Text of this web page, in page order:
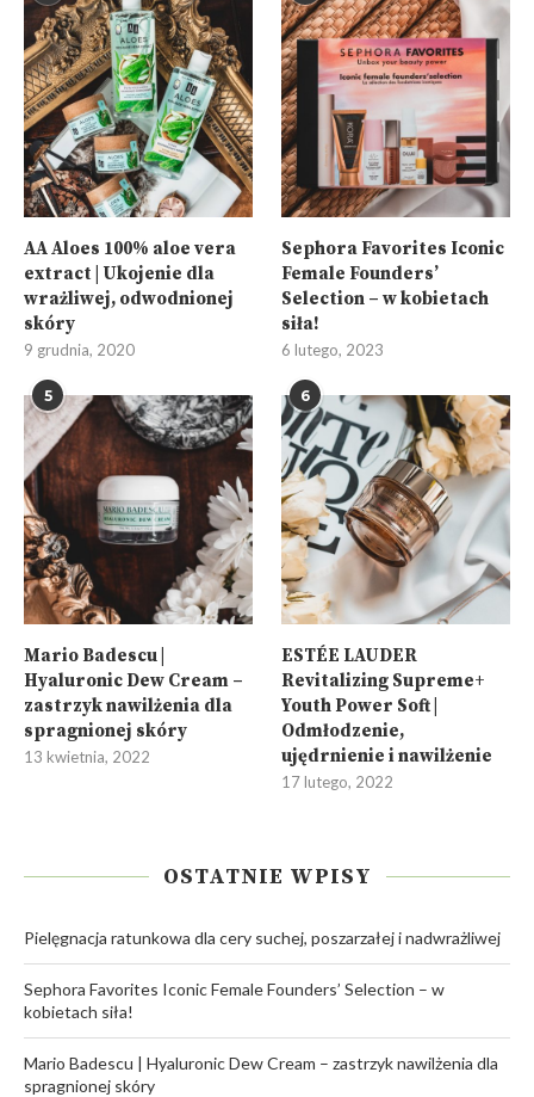
AA Aloes 100% aloe vera
extract | Ukojenie dla
wrażliwej, odwodnionej
skóry
9 grudnia, 2020
Sephora Favorites Iconic
Female Founders’
Selection – w kobietach
siła!
6 lutego, 2023
5
Mario Badescu |
Hyaluronic Dew Cream –
zastrzyk nawilżenia dla
spragnionej skóry
13 kwietnia, 2022
6
ESTÉE LAUDER
Revitalizing Supreme+
Youth Power Soft |
Odmłodzenie,
ujędrnienie i nawilżenie
17 lutego, 2022
OSTATNIE WPISY
Pielęgnacja ratunkowa dla cery suchej, poszarzałej i nadwrażliwej
Sephora Favorites Iconic Female Founders’ Selection – w
kobietach siła!
Mario Badescu | Hyaluronic Dew Cream – zastrzyk nawilżenia dla
spragnionej skóry